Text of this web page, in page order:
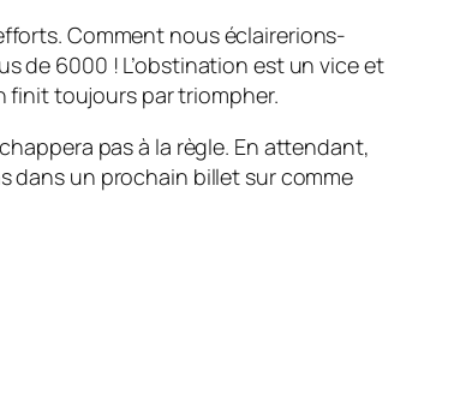
Comment nous éclairerions-
de 6000 ! L’obstination est un vice et
finit toujours par triompher.
pas à la règle. En attendant,
dans un prochain billet sur comme